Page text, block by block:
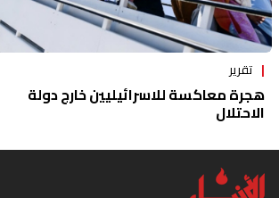
تقرير
هجرة معاكسة للاسرائيليين خارج دولة
الاحتلال